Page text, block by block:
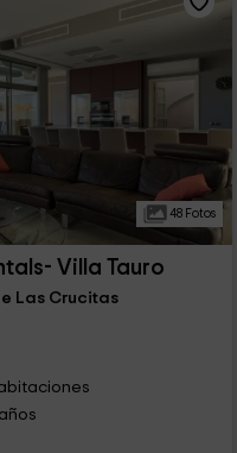
48 Fotos
Villa Tauro
Las Crucitas